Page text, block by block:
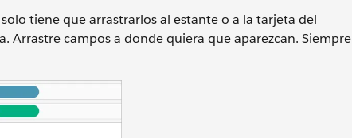
tiene que arrastrarlos al estante o a la tarjeta del
Arrastre campos a donde quiera que aparezcan. Siempre